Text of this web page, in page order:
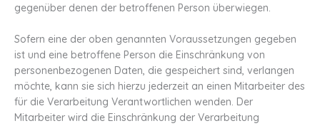
gegenüber denen der betroffenen Person überwiegen.
Sofern eine der oben genannten Voraussetzungen gegeben
ist und eine betroffene Person die Einschränkung von
personenbezogenen Daten, die gespeichert sind, verlangen
möchte, kann sie sich hierzu jederzeit an einen Mitarbeiter des
für die Verarbeitung Verantwortlichen wenden. Der
Mitarbeiter wird die Einschränkung der Verarbeitung